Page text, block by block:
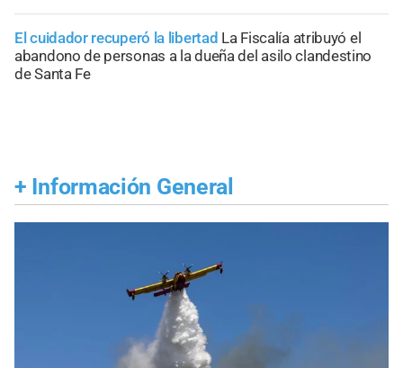
El cuidador recuperó la libertad La Fiscalía atribuyó el
abandono de personas a la dueña del asilo clandestino
de Santa Fe
+ Información General